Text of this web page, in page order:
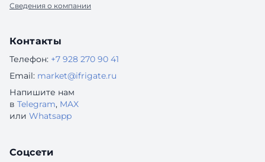
Сведения о компании
Контакты
Телефон: +7 928 270 90 41
Email: market@ifrigate.ru
Напишите нам
в Telegram, MAX
или Whatsapp
Соцсети